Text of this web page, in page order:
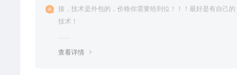
接，技术是外包的，价格你需要给到位！！！最好是有自己的
技术！
查看详情